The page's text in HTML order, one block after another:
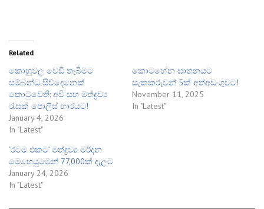
Related
කොහුවල වෙඩි තැබීමට
සම්බන්ධ සිව්දෙනෙක්
කොටුවෙති: අවි සහ මත්ද්‍රව්‍ය
රැසක් පොලිස් භාරයට!
January 4, 2026
In "Latest"
කොටහේන ඝාතනයට
සැකකරුවන් 5ක් අත්අඩංගුවට!
November 11, 2025
In "Latest"
​‘රටම එකට’ මත්ද්‍රව්‍ය මර්දන
මෙහෙයුමෙන් 77,000ක් දැලට
January 24, 2026
In "Latest"